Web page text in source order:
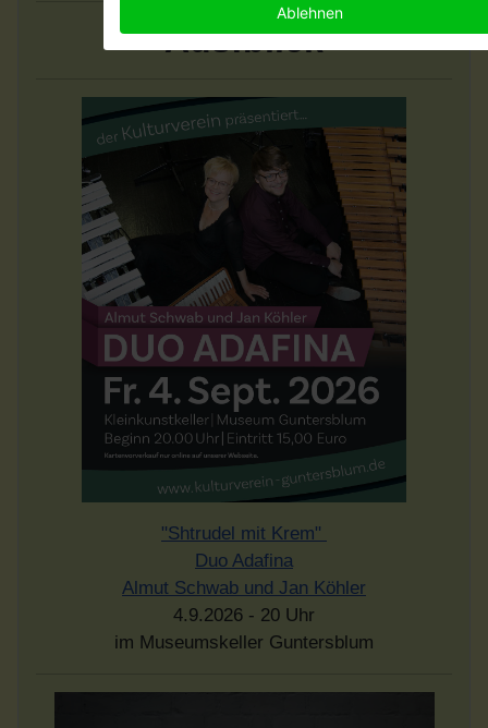
Aus:blick
"Shtrudel mit Krem"
Duo Adafina
Almut Schwab und Jan Köhler
4.9.2026 - 20 Uhr
im Museumskeller Guntersblum
Ablehnen